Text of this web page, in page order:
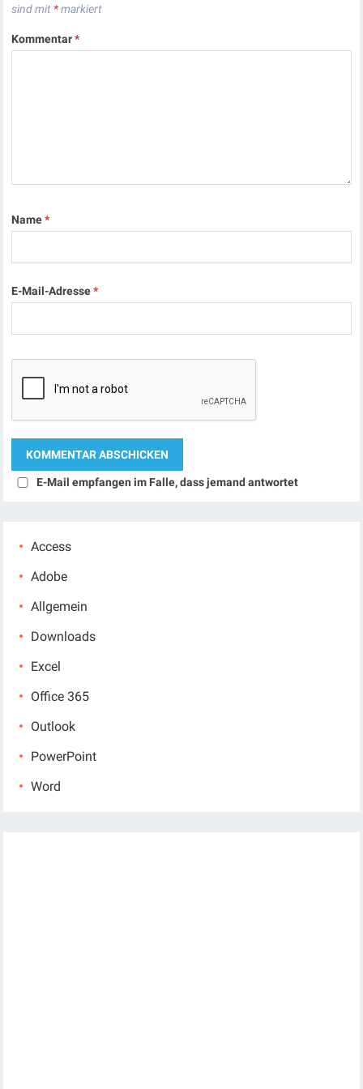
sind mit *markiert
Kommentar*
Name*
E-Mail-Adresse*
E-Mail empfangen im Falle, dass jemand antwortet
Access
Adobe
Allgemein
Downloads
Excel
Office 365
Outlook
PowerPoint
Word